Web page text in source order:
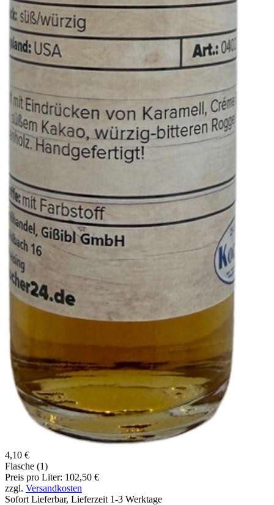
4,10 €
Flasche (1)
Preis pro Liter: 102,50 €
zzgl. Versandkosten
Sofort Lieferbar, Lieferzeit 1-3 Werktage